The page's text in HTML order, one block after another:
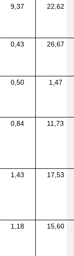
9,37 22,62
0,43 26,67
0,50 1,47
0,84 11,73
1,43 17,53
1,18 15,60